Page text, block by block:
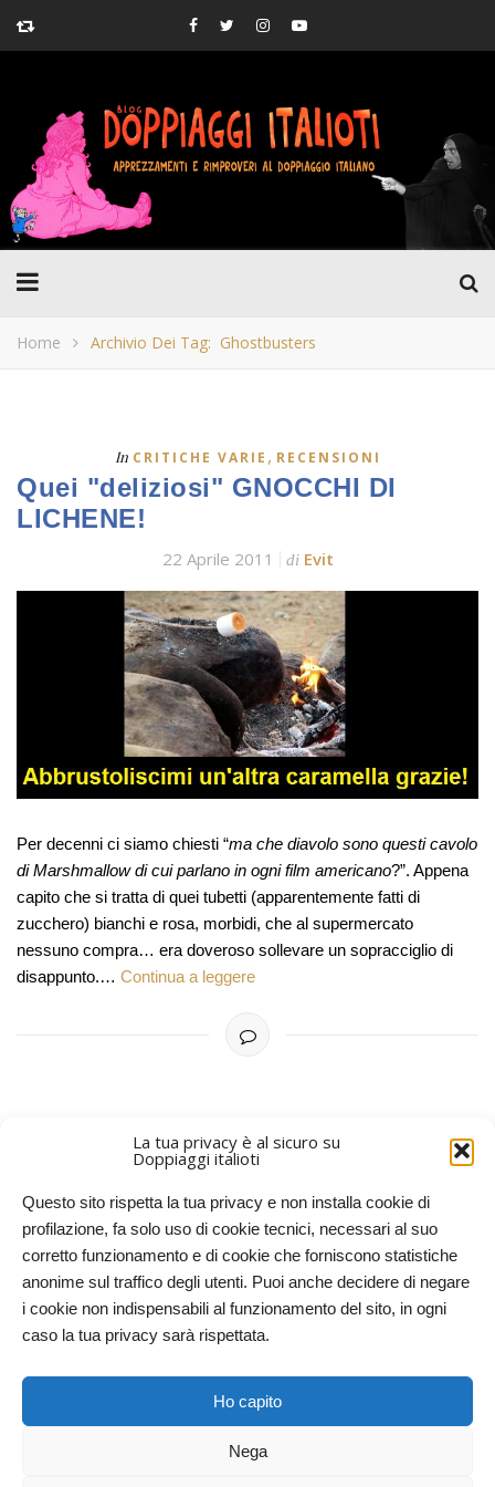
La tua privacy è al sicuro su
Doppiaggi italioti
Questo sito rispetta la tua privacy e non installa cookie di
profilazione, fa solo uso di cookie tecnici, necessari al suo
corretto funzionamento e di cookie che forniscono statistiche
anonime sul traffico degli utenti. Puoi anche decidere di negare
i cookie non indispensabili al funzionamento del sito, in ogni
caso la tua privacy sarà rispettata.
Ho capito
Nega
Home Archivio Dei Tag: Ghostbusters
In CRITICHE VARIE , RECENSIONI
Quei "deliziosi" GNOCCHI DI
LICHENE!
22 Aprile 2011 di Evit
Per decenni ci siamo chiesti “ma che diavolo sono questi cavolo
di Marshmallow di cui parlano in ogni film americano?”. Appena
capito che si tratta di quei tubetti (apparentemente fatti di
zucchero) bianchi e rosa, morbidi, che al supermercato
nessuno compra… era doveroso sollevare un sopracciglio di
disappunto.… Continua a leggere
PIÙ RECENTI
Doppiaggi italioti, 2011-2025. Licenze CC-BY-NC Creative
Commons – Attribuzione – Non commerciale